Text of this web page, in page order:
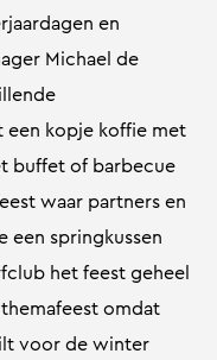
en
Michael de
een kopje koffie met
buffet of barbecue
waar partners en
een springkussen
het feest geheel
omdat
voor de winter